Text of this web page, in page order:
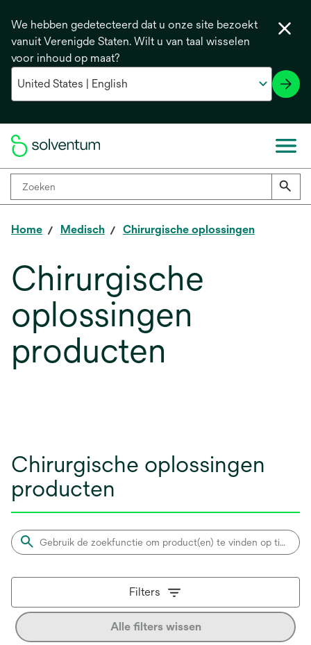
We hebben gedetecteerd dat u onze site bezoekt
vanuit Verenigde Staten. Wilt u van taal wisselen
voor inhoud op maat?
Home Medisch Chirurgische oplossingen
Chirurgische
oplossingen
producten
Chirurgische oplossingen
producten
Filters
Alle filters wissen